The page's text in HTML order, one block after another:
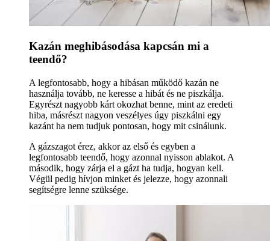
Kazán meghibásodása kapcsán mi a
teendő?
A legfontosabb, hogy a hibásan működő kazán ne
használja tovább, ne keresse a hibát és ne piszkálja.
Egyrészt nagyobb kárt okozhat benne, mint az eredeti
hiba, másrészt nagyon veszélyes úgy piszkálni egy
kazánt ha nem tudjuk pontosan, hogy mit csinálunk.
A gázszagot érez, akkor az első és egyben a
legfontosabb teendő, hogy azonnal nyisson ablakot. A
második, hogy zárja el a gázt ha tudja, hogyan kell.
Végül pedig hívjon minket és jelezze, hogy azonnali
segítségre lenne szüksége.